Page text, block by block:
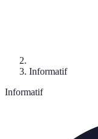
Informatif
Informatif